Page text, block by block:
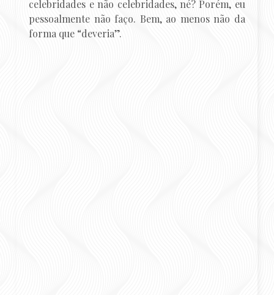
celebridades e não celebridades, né? Porém, eu
pessoalmente não faço. Bem, ao menos não da
forma que “deveria”.